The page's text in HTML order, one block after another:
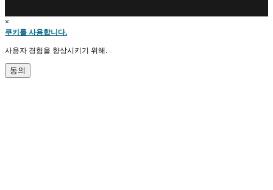
×
쿠키를 사용합니다.
사용자 경험을 향상시키기 위해.
동의